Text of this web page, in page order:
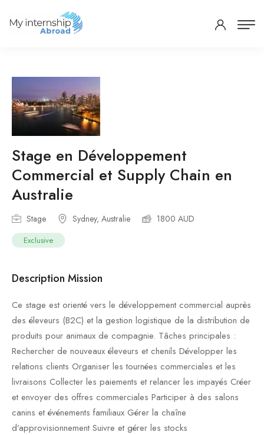
Stage en Développement
Commercial et Supply Chain en
Australie
Stage Sydney, Australie 1800 AUD
Exclusive
Description Mission
Ce stage est orienté vers le développement commercial auprès
des éleveurs (B2C) et la gestion logistique de la distribution de
produits pour animaux de compagnie. Tâches principales :
Rechercher de nouveaux éleveurs et chenils Développer les
relations clients Organiser les tournées commerciales et les
livraisons Collecter les paiements et relancer les impayés Créer
et envoyer des offres commerciales Participer à des salons
canins et événements familiaux Gérer la chaîne
d’approvisionnement Suivre et gérer les stocks